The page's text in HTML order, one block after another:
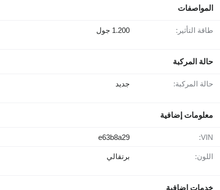
المواصفات
طاقة التأثير: 1.200 جول
حالة المركبة
حالة المركبة: جديد
معلومات إضافية
VIN:
e63b8a29
اللون: برتقالي
خدمات إضافية